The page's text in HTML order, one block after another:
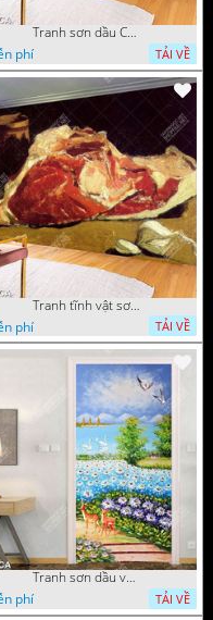
Tranh sơn dầu Châu Âu phong cảnh ngôi làng bên dòng sông
phí
TẢI VỀ
Tranh tĩnh vật sơn dầu nước ngoài trang trí phòng bếp
phí
TẢI VỀ
Tranh sơn dầu vườn hoa bên dòng sông decor tường
phí
TẢI VỀ